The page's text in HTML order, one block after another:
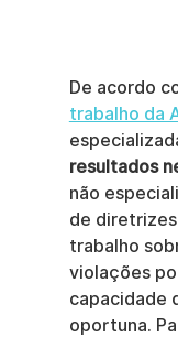
De acordo
trabalho da
resultados
não
de
trabalho
violações
capacidade
oportuna.